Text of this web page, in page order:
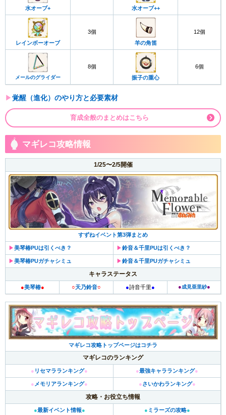
水オーブ+ 水オーブ++
レインボーオーブ
3個
羊の角笛
12個
メールのグライダー
8個
振子の重心
6個
▶︎覚醒（進化）のやり方と必要素材
育成全般のまとめはこちら
マギレコ攻略情報
1/25〜2/5開催
すずねイベント第3弾まとめ
▶︎美琴椿PUは引くべき？ ▶︎鈴音＆千里PUは引くべき？
▶︎美琴椿PUガチャシミュ ▶︎鈴音＆千里PUガチャシミュ
キャラステータス
●美琴椿● ○天乃鈴音○ ●詩音千里● ●成見亜里紗●
マギレコ攻略トップページはコチラ
マギレコのランキング
● リセマラランキング● ●最強キャラランキング●
● メモリアランキング● ●さいかわランキング●
攻略・お役立ち情報
●最新イベント情報● ● ミラーズの攻略●